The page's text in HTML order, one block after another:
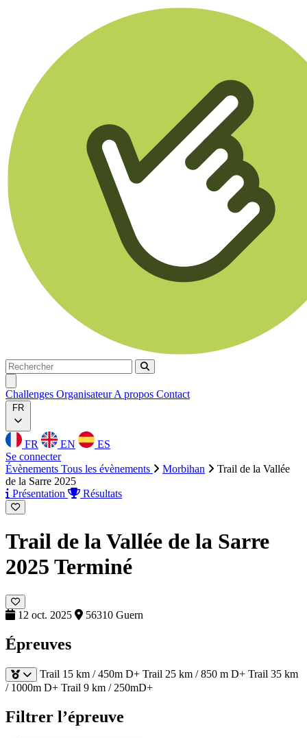
Rechercher
Rechercher
Challenges OrganisateurA propos Contact
FR
FR EN
ES
Se connecter
Évènements Tous les évènements Morbihan
Trail de la Vallée
de la Sarre 2025
Présentation
Résultats
Trail de la Vallée de la Sarre
2025 Terminé
12 oct. 2025 56310 Guern
Épreuves
Trail 15 km / 450m D+ Trail 25 km / 850 m D+ Trail 35 km
/ 1000m D+ Trail 9 km / 250mD+
Filtrer l’épreuve